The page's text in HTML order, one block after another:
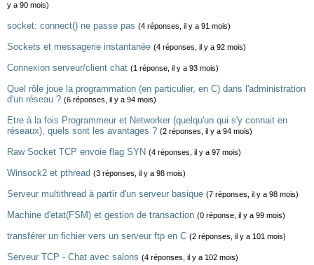
y a 90 mois)
socket: connect() ne passe pas (4 réponses, il y a 91 mois)
Sockets et messagerie instantanée (4 réponses, il y a 92 mois)
Connexion serveur/client chat (1 réponse, il y a 93 mois)
Quel rôle joue la programmation (en particulier, en C) dans l'administration
d'un réseau ? (6 réponses, il y a 94 mois)
Etre à la fois Programmeur et Networker (quelqu'un qui s'y connait en
réseaux), quels sont les avantages ? (2 réponses, il y a 94 mois)
Raw Socket TCP envoie flag SYN (4 réponses, il y a 97 mois)
Winsock2 et pthread (3 réponses, il y a 98 mois)
Serveur multithread à partir d'un serveur basique (7 réponses, il y a 98 mois)
Machine d'etat(FSM) et gestion de transaction (0 réponse, il y a 99 mois)
transférer un fichier vers un serveur ftp en C (2 réponses, il y a 101 mois)
Serveur TCP - Chat avec salons (4 réponses, il y a 102 mois)